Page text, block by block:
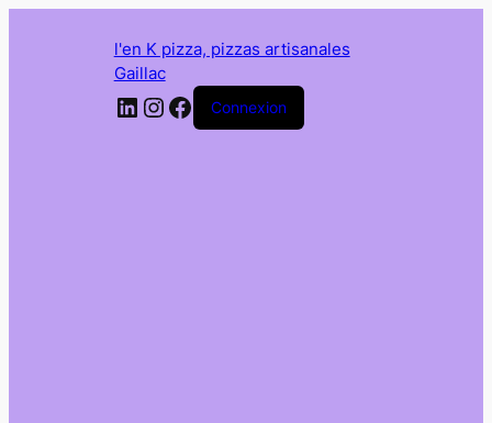
l'en K pizza, pizzas artisanales
Gaillac
LinkedIn
Instagram
Facebook
Connexion